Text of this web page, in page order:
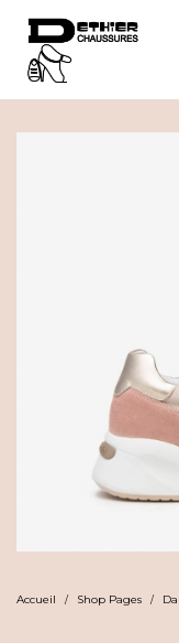
Accueil / Shop Pages /